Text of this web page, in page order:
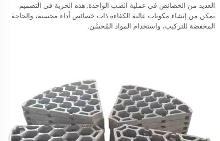
العديد من الخصائص في عملية الصب الواحدة. هذه الحرية في التصميم
تمكن من إنشاء مكونات عالية الكفاءة ذات خصائص أداء محسنة، والحاجة
المخفضة للتركيب، واستخدام المواد المُحسَّن.